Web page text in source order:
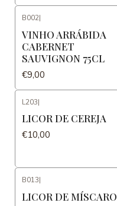
B002|
VINHO ARRÁBIDA
CABERNET
SAUVIGNON 75CL
€9,00
L203|
LICOR DE CEREJA
€10,00
B013|
LICOR DE MÍSCARO